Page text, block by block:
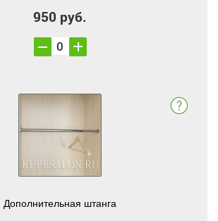
950 руб.
Дополнительная штанга